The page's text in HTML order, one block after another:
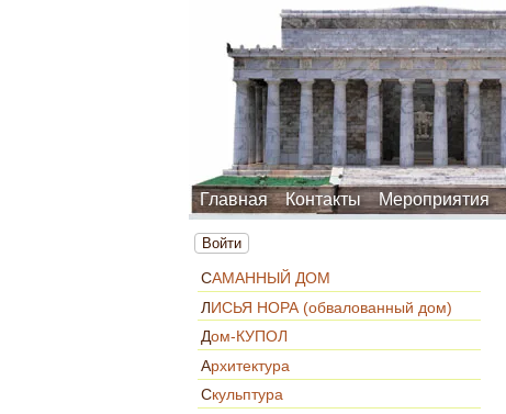
Главная Контакты Мероприятия
Войти
САМАННЫЙ ДОМ
ЛИСЬЯ НОРА (обвалованный дом)
Дом-КУПОЛ
Архитектура
Скульптура